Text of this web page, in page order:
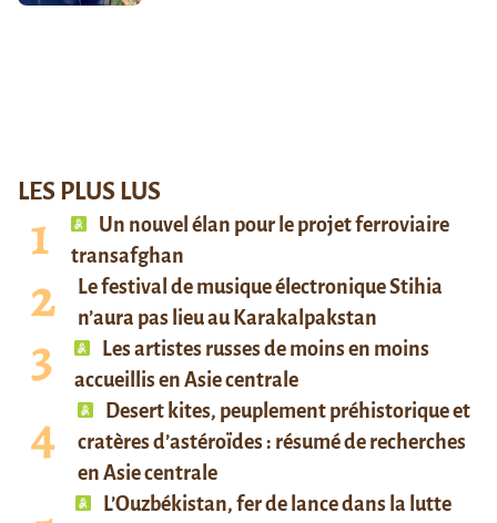
LES PLUS LUS
Un nouvel élan pour le projet ferroviaire
transafghan
Le festival de musique électronique Stihia
n’aura pas lieu au Karakalpakstan
Les artistes russes de moins en moins
accueillis en Asie centrale
Desert kites, peuplement préhistorique et
cratères d’astéroïdes : résumé de recherches
en Asie centrale
L’Ouzbékistan, fer de lance dans la lutte